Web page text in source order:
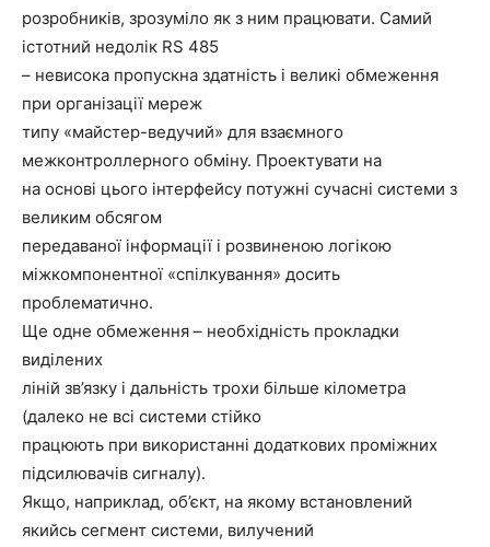
розробників, зрозуміло як з ним працювати. Самий
істотний недолік RS 485
– невисока пропускна здатність і великі обмеження
при організації мереж
типу «майстер-ведучий» для взаємного
межконтроллерного обміну. Проектувати на
на основі цього інтерфейсу потужні сучасні системи з
великим обсягом
передаваної інформації і розвиненою логікою
міжкомпонентної «спілкування» досить
проблематично.
Ще одне обмеження – необхідність прокладки
виділених
ліній зв’язку і дальність трохи більше кілометра
(далеко не всі системи стійко
працюють при використанні додаткових проміжних
підсилювачів сигналу).
Якщо, наприклад, об’єкт, на якому встановлений
якийсь сегмент системи, вилучений